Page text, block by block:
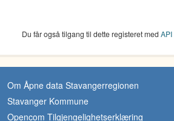
Du får også tilgang til dette registeret med API
Om Åpne data Stavangerregionen
Stavanger Kommune
Opencom Tilgjengelighetserklæring